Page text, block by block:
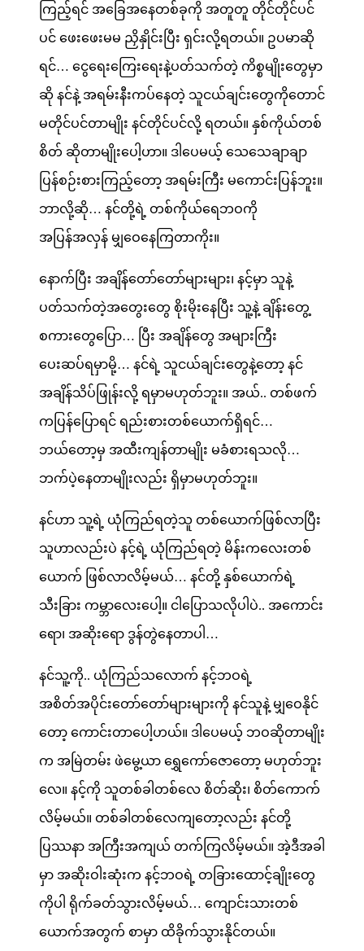
ကြည့်ရင် အခြေအနေတစ်ခုကို အတူတူ တိုင်တိုင်ပင်
ပင် ဖေးဖေးမမ ညှိနှိုင်းပြီး ရှင်းလို့ရတယ်။ ဥပမာဆို
ရင်… ငွေရေးကြေးရေးနဲ့ပတ်သက်တဲ့ ကိစ္စမျိုးတွေမှာ
ဆို နင်နဲ့ အရမ်းနီးကပ်နေတဲ့ သူငယ်ချင်းတွေကိုတောင်
မတိုင်ပင်တာမျိုး နင်တိုင်ပင်လို့ ရတယ်။ နှစ်ကိုယ်တစ်
စိတ် ဆိုတာမျိုးပေါ့ဟာ။ ဒါပေမယ့် သေသေချာချာ
ပြန်စဉ်းစားကြည့်တော့ အရမ်းကြီး မကောင်းပြန်ဘူး။
ဘာလို့ဆို… နင်တို့ရဲ့ တစ်ကိုယ်ရေဘဝကို
အပြန်အလှန် မျှဝေနေကြတာကိုး။
နောက်ပြီး အချိန်တော်တော်များများ၊ နင့်မှာ သူနဲ့
ပတ်သက်တဲ့အတွေးတွေ စိုးမိုးနေပြီး သူ့နဲ့ ချိန်းတွေ့
စကားတွေပြော… ပြီး အချိန်တွေ အများကြီး
ပေးဆပ်ရမှာမို့… နင်ရဲ့ သူငယ်ချင်းတွေနဲ့တော့ နင်
အချိန်သိပ်ဖြုန်းလို့ ရမှာမဟုတ်ဘူး။ အယ်.. တစ်ဖက်
ကပြန်ပြောရင် ရည်းစားတစ်ယောက်ရှိရင်…
ဘယ်တော့မှ အထီးကျန်တာမျိုး မခံစားရသလို…
ဘက်ပဲ့နေတာမျိုးလည်း ရှိမှာမဟုတ်ဘူး။
နင်ဟာ သူ့ရဲ့ ယုံကြည်ရတဲ့သူ တစ်ယောက်ဖြစ်လာပြီး
သူဟာလည်းပဲ နင့်ရဲ့ ယုံကြည်ရတဲ့ မိန်းကလေးတစ်
ယောက် ဖြစ်လာလိမ့်မယ်… နင်တို့ နှစ်ယောက်ရဲ့
သီးခြား ကမ္ဘာလေးပေါ့။ ငါပြောသလိုပါပဲ.. အကောင်း
ရော၊ အဆိုးရော ဒွန်တွဲနေတာပါ…
နင်သူ့ကို.. ယုံကြည်သလောက် နင့်ဘဝရဲ့
အစိတ်အပိုင်းတော်တော်များများကို နင်သူနဲ့ မျှဝေနိုင်
တော့ ကောင်းတာပေါ့ဟယ်။ ဒါပေမယ့် ဘဝဆိုတာမျိုး
က အမြဲတမ်း ဖဲမွေ့ယာ ရွှေကော်ဇောတော့ မဟုတ်ဘူး
လေ။ နင့်ကို သူတစ်ခါတစ်လေ စိတ်ဆိုး၊ စိတ်ကောက်
လိမ့်မယ်။ တစ်ခါတစ်လေကျတော့လည်း နင်တို့
ပြဿနာ အကြီးအကျယ် တက်ကြလိမ့်မယ်။ အဲ့ဒီအခါ
မှာ အဆိုးဝါးဆုံးက နင့်ဘဝရဲ့ တခြားထောင့်ချိုးတွေ
ကိုပါ ရိုက်ခတ်သွားလိမ့်မယ်… ကျောင်းသားတစ်
ယောက်အတွက် စာမှာ ထိခိုက်သွားနိုင်တယ်။